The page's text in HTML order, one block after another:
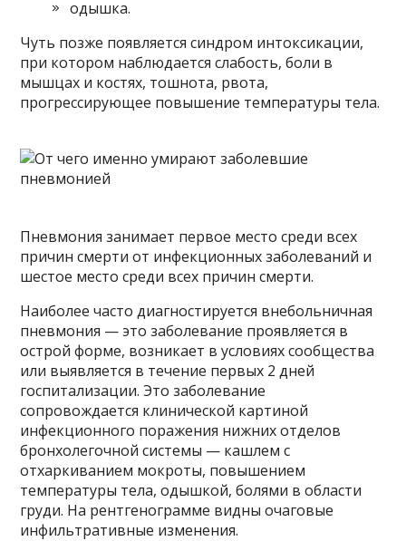
одышка.
Чуть позже появляется синдром интоксикации,
при котором наблюдается слабость, боли в
мышцах и костях, тошнота, рвота,
прогрессирующее повышение температуры тела.
Пневмония занимает первое место среди всех
причин смерти от инфекционных заболеваний и
шестое место среди всех причин смерти.
Наиболее часто диагностируется внебольничная
пневмония — это заболевание проявляется в
острой форме, возникает в условиях сообщества
или выявляется в течение первых 2 дней
госпитализации. Это заболевание
сопровождается клинической картиной
инфекционного поражения нижних отделов
бронхолегочной системы — кашлем с
отхаркиванием мокроты, повышением
температуры тела, одышкой, болями в области
груди. На рентгенограмме видны очаговые
инфильтративные изменения.